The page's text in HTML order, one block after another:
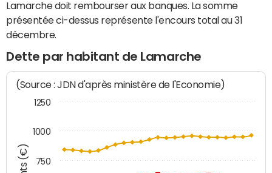
Lamarche doit rembourser aux banques. La somme
présentée ci-dessus représente l'encours total au 31
décembre.
Dette par habitant de Lamarche
(Source : JDN d'après ministère de l'Economie)
750
1000
1250